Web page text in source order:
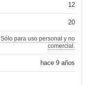
12
20
Sólo para uso personal y no
comercial.
hace 9 años